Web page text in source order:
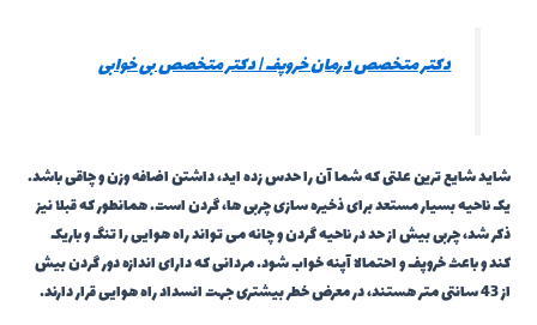
دکتر متخصص درمان خروپف | دکتر متخصص بی خوابی
شاید شایع ترین علتی که شما آن را حدس زده اید، داشتن اضافه وزن و چاقی باشد.
یک ناحیه بسیار مستعد برای ذخیره سازی چربی ها، گردن است. همانطور که قبلا نیز
ذکر شد، چربی بیش از حد در ناحیه گردن و چانه می تواند راه هوایی را تنگ و باریک
کند و باعث خروپف و احتمالا آپنه خواب شود. مردانی که دارای اندازه دور گردن بیش